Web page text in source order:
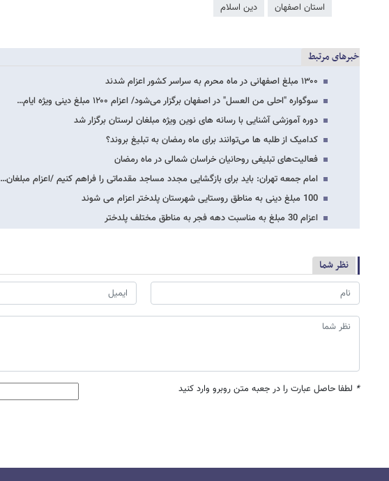
استان اصفهان دین اسلام
خبرهای مرتبط
۱۳۰۰ مبلغ اصفهانی در ماه محرم به سراسر کشور اعزام شدند
سوگواره "احلی من ‌العسل" در اصفهان برگزار می‌شود/ اعزام ۱۲۰۰ مبلغ دینی ویژه ایام…
دوره آموزشی آشنایی با رسانه های نوین ویژه مبلغان لرستان برگزار شد
کدامیک از طلبه ها می‌توانند برای ماه رمضان به تبلیغ بروند؟
فعالیت‌های تبلیغی روحانیان خراسان شمالی در ماه رمضان
امام جمعه تهران: باید برای بازگشایی مجدد مساجد مقدماتی را فراهم کنیم /اعزام مبلغان…
100 مبلغ دینی به مناطق روستایی شهرستان پلدختر اعزام می شوند
اعزام 30 مبلغ به مناسبت دهه فجر به مناطق مختلف پلدختر
نظر شما
* لطفا حاصل عبارت را در جعبه متن روبرو وارد کنید